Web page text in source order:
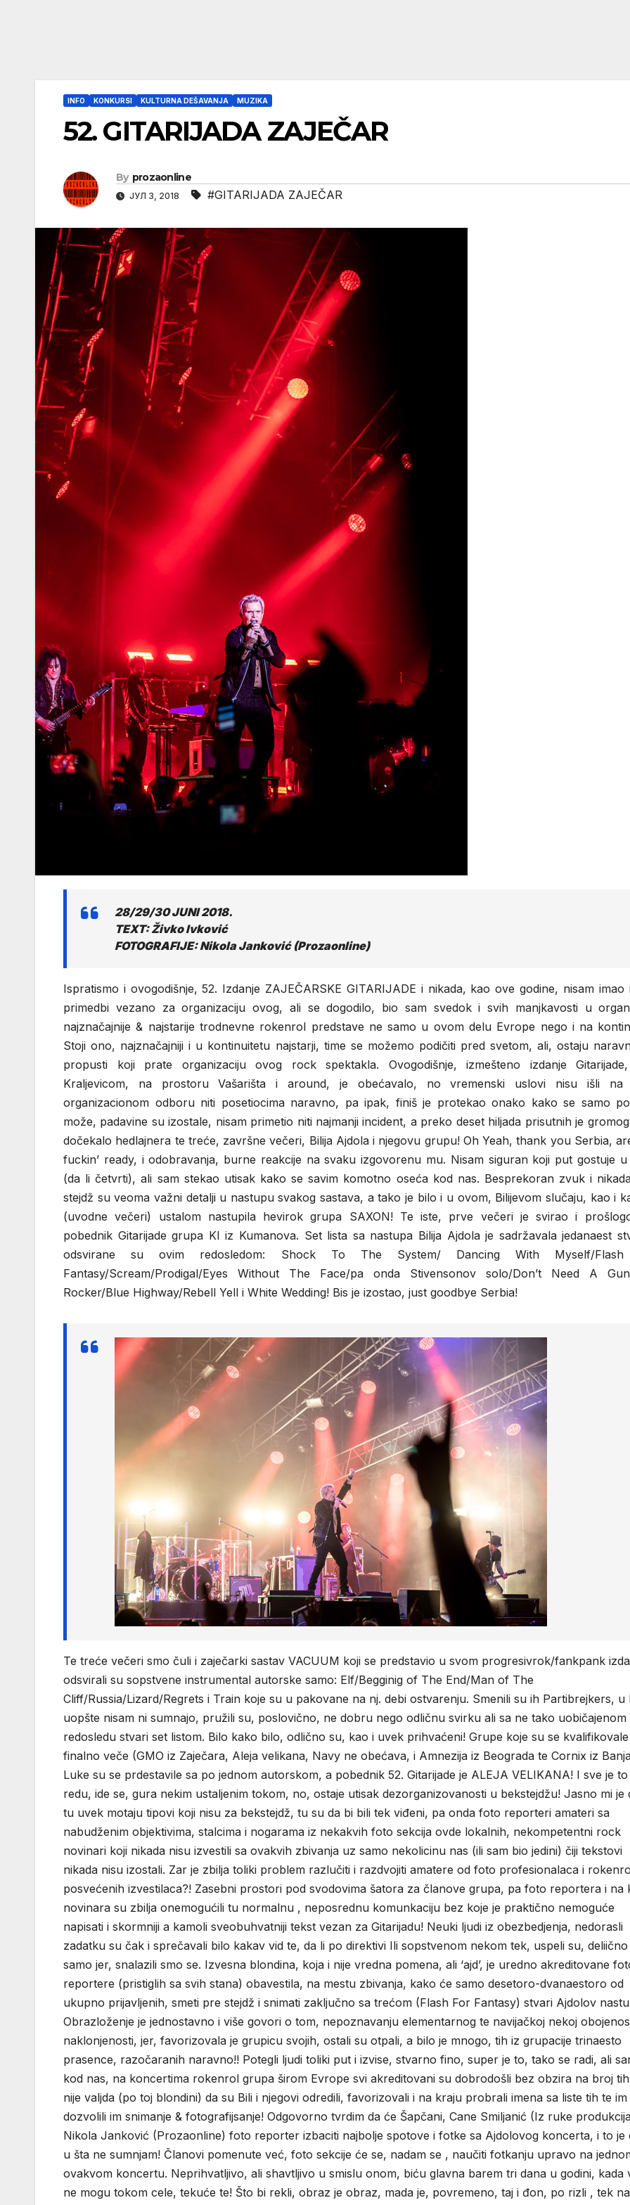
INFO KONKURSI KULTURNA DEŠAVANJA MUZIKA
52. GITARIJADA ZAJEČAR
By prozaonline
ЈУЛ 3, 2018 #GITARIJADA ZAJEČAR
28/29/30 JUNI 2018.
TEXT: Živko Ivković
FOTOGRAFIJE: Nikola Janković (Prozaonline)
Ispratismo i ovogodišnje, 52. Izdanje ZAJEČARSKE GITARIJADE i nikada, kao ove godine, nisam imao
primedbi vezano za organizaciju ovog, ali se dogodilo, bio sam svedok i svih manjkavosti u
najznačajnije & najstarije trodnevne rokenrol predstave ne samo u ovom delu Evrope nego i na
Stoji ono, najznačajniji i u kontinuitetu najstarji, time se možemo podičiti pred svetom, ali, ostaju
propusti koji prate organizaciju ovog rock spektakla. Ovogodišnje, izmešteno izdanje
Kraljevicom, na prostoru Vašarišta i around, je obećavalo, no vremenski uslovi nisu išli na
organizacionom odboru niti posetiocima naravno, pa ipak, finiš je protekao onako kako se samo
može, padavine su izostale, nisam primetio niti najmanji incident, a preko deset hiljada prisutnih je
dočekalo hedlajnera te treće, završne večeri, Bilija Ajdola i njegovu grupu! Oh Yeah, thank you Serbia,
fuckin’ ready, i odobravanja, burne reakcije na svaku izgovorenu mu. Nisam siguran koji put gostuje u
(da li četvrti), ali sam stekao utisak kako se savim komotno oseća kod nas. Besprekoran zvuk i
stejdž su veoma važni detalji u nastupu svakog sastava, a tako je bilo i u ovom, Bilijevom slučaju, kao i
(uvodne večeri) ustalom nastupila hevirok grupa SAXON! Te iste, prve večeri je svirao i
pobednik Gitarijade grupa KI iz Kumanova. Set lista sa nastupa Bilija Ajdola je sadržavala jedanaest
odsvirane su ovim redosledom: Shock To The System/ Dancing With Myself/
Fantasy/Scream/Prodigal/Eyes Without The Face/pa onda Stivensonov solo/Don’t Need A
Rocker/Blue Highway/Rebell Yell i White Wedding! Bis je izostao, just goodbye Serbia!
Te treće večeri smo čuli i zaječarki sastav VACUUM koji se predstavio u svom progresivrok/fankpank
odsvirali su sopstvene instrumental autorske samo: Elf/Begginig of The End/Man of The
Cliff/Russia/Lizard/Regrets i Train koje su u pakovane na nj. debi ostvarenju. Smenili su ih Partibrejkers, u
uopšte nisam ni sumnajo, pružili su, poslovično, ne dobru nego odličnu svirku ali sa ne tako uobičajenom
redosledu stvari set listom. Bilo kako bilo, odlično su, kao i uvek prihvaćeni! Grupe koje su se
finalno veče (GMO iz Zaječara, Aleja velikana, Navy ne obećava, i Amnezija iz Beograda te Cornix iz
Luke su se prdestavile sa po jednom autorskom, a pobednik 52. Gitarijade je ALEJA VELIKANA! I sve je
redu, ide se, gura nekim ustaljenim tokom, no, ostaje utisak dezorganizovanosti u bekstejdžu! Jasno mi je
tu uvek motaju tipovi koji nisu za bekstejdž, tu su da bi bili tek viđeni, pa onda foto reporteri amateri sa
nabudženim objektivima, stalcima i nogarama iz nekakvih foto sekcija ovde lokalnih, nekompetentni rock
novinari koji nikada nisu izvestili sa ovakvih zbivanja uz samo nekolicinu nas (ili sam bio jedini) čiji tekstovi
nikada nisu izostali. Zar je zbilja toliki problem razlučiti i razdvojiti amatere od foto profesionalaca i
posvećenih izvestilaca?! Zasebni prostori pod svodovima šatora za članove grupa, pa foto reportera i na
novinara su zbilja onemogućili tu normalnu , neposrednu komunkaciju bez koje je praktično nemoguće
napisati i skormniji a kamoli sveobuhvatniji tekst vezan za Gitarijadu! Neuki ljudi iz obezbedjenja, nedorasli
zadatku su čak i sprečavali bilo kakav vid te, da li po direktivi Ili sopstvenom nekom tek, uspeli su, deliično
samo jer, snalazili smo se. Izvesna blondina, koja i nije vredna pomena, ali ‘ajd’, je uredno akreditovane
reportere (pristiglih sa svih stana) obavestila, na mestu zbivanja, kako će samo desetoro-dvanaestoro od
ukupno prijavljenih, smeti pre stejdž i snimati zaključno sa trećom (Flash For Fantasy) stvari Ajdolov
Obrazloženje je jednostavno i više govori o tom, nepoznavanju elementarnog te navijačkoj nekoj
naklonjenosti, jer, favorizovala je grupicu svojih, ostali su otpali, a bilo je mnogo, tih iz grupacije trinaesto
prasence, razočaranih naravno!! Potegli ljudi toliki put i izvise, stvarno fino, super je to, tako se radi, ali
kod nas, na koncertima rokenrol grupa širom Evrope svi akreditovani su dobrodošli bez obzira na broj
nije valjda (po toj blondini) da su Bili i njegovi odredili, favorizovali i na kraju probrali imena sa liste tih te im
dozvolili im snimanje & fotografijsanje! Odgovorno tvrdim da će Šapčani, Cane Smiljanić (Iz ruke
Nikola Janković (Prozaonline) foto reporter izbaciti najbolje spotove i fotke sa Ajdolovog koncerta, i to je
u šta ne sumnjam! Članovi pomenute već, foto sekcije će se, nadam se , naučiti fotkanju upravo na
ovakvom koncertu. Neprihvatljivo, ali shavtljivo u smislu onom, biću glavna barem tri dana u godini, kada
ne mogu tokom cele, tekuće te! Što bi rekli, obraz je obraz, mada je, povremeno, taj i đon, po rizli , tek